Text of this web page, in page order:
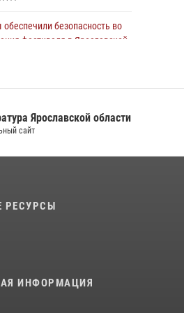
безопасность во
фестиваля в Ярославской
СОВЕРШИЛИ БОЛЕЕ
СИГНАЛАМ «ТРЕВОГА»
РОСГВАРДЕЙЦЫ ЗА
СИГНАЛАМ «ТРЕВОГА»
Ярославской области
сайт
РЕСУРСЫ
ИНФОРМАЦИЯ